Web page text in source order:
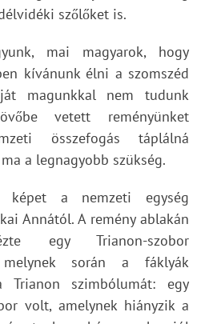
szőlőket is.
mai magyarok, hogy
kívánunk élni a szomszéd
magunkkal nem tudunk
vetett reményünket
összefogás táplálná
a legnagyobb szükség.
képet a nemzeti egység
Annától. A remény ablakán
egy Trianon-szobor
melynek során a fáklyák
Trianon szimbólumát: egy
volt, amelynek hiányzik a